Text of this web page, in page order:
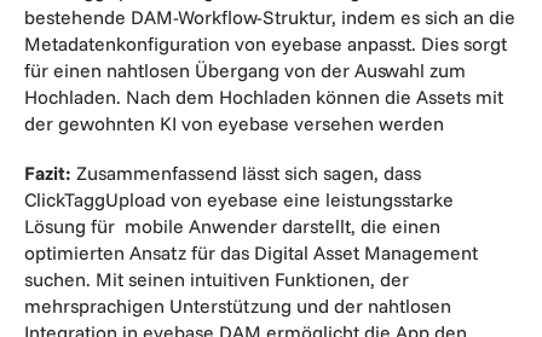
bestehende DAM-Workflow-Struktur, indem es sich an die
Metadatenkonfiguration von eyebase anpasst. Dies sorgt
für einen nahtlosen Übergang von der Auswahl zum
Hochladen. Nach dem Hochladen können die Assets mit
der gewohnten KI von eyebase versehen werden
Fazit: Zusammenfassend lässt sich sagen, dass
ClickTaggUpload von eyebase eine leistungsstarke
Lösung für mobile Anwender darstellt, die einen
optimierten Ansatz für das Digital Asset Management
suchen. Mit seinen intuitiven Funktionen, der
mehrsprachigen Unterstützung und der nahtlosen
Integration in eyebase DAM ermöglicht die App den